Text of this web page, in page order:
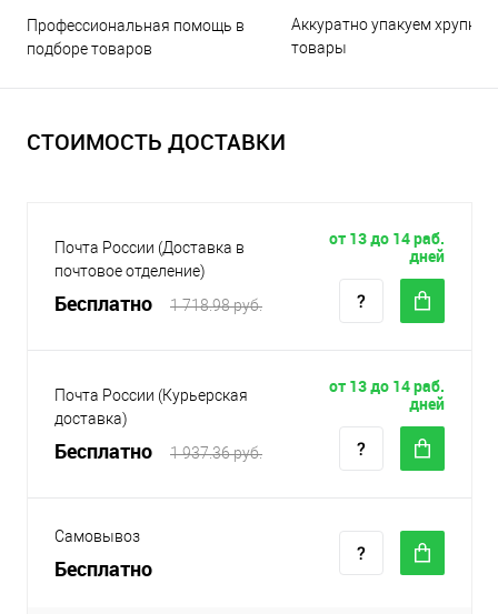
Профессиональная помощь в
подборе товаров
Аккуратно упакуем хрупкие
товары
СТОИМОСТЬ ДОСТАВКИ
Почта России (Доставка в
почтовое отделение)
Бесплатно 1 718.98 руб.
от 13 до 14 раб.
дней
Почта России (Курьерская
доставка)
Бесплатно 1 937.36 руб.
от 13 до 14 раб.
дней
Самовывоз
Бесплатно